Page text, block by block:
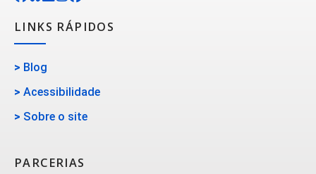
LINKS RÁPIDOS
> Blog
> Acessibilidade
> Sobre o site
PARCERIAS